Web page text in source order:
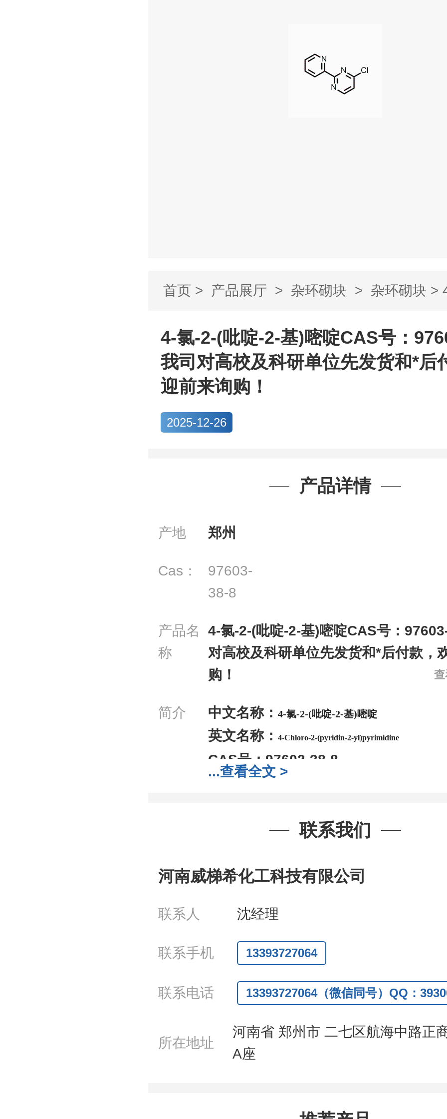
首页 > 产品展厅 > 杂环砌块 > 杂环砌块 >
啶-2-基)嘧啶CAS号...
4-氯-2-(吡啶-2-基)嘧啶CAS号：
我司对高校及科研单位先发货和*后
迎前来询购！
2025-12-26
产品详情
产地 郑州
Cas：
97603-
38-8
产品名
称
4-氯-2-(吡啶-2-基)嘧啶CAS号：
对高校及科研单位先发货和*后付款，
购！
简介 中文名称： 4-氯-2-(吡啶-2-基)嘧啶
英文名称： 4-Chloro-2-(pyridin-2-yl)pyrimidine
CAS号： 97603-38-8
分子式：C9H6ClN3
1Mg ; 5Mg;10Mg
我司对高校及科研单位先发货和
,全额退款
QQ:3930072831
:13393727064
联系人: 沈晓东(欢迎致电,或QQ、微信
...查看全文 >
联系我们
河南威梯希化工科技有限公司
联系人 沈经理
联系手机 13393727064
联系电话 13393727064（微信同号）QQ：
所在地址
河南省 郑州市 二七区航海中路正
A座